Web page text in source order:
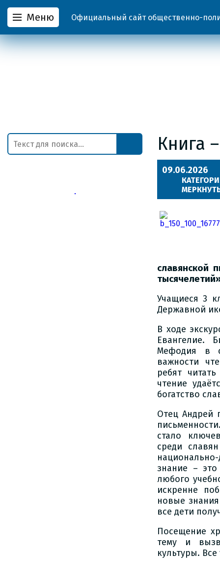
Меню Официальный сайт общественно-
Книга
09.06.2026
славянской
Учащиеся 3
Державной
В ходе
Евангелие.
Мефодия в
важности
ребят
чтение
богатство
Отец Андрей
стало
среди
знание –
любого
искренне
новые
все дети
Посещение
тему и
культуры.